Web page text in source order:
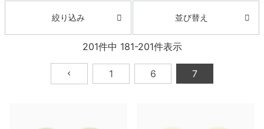
絞り込み 並び替え
201件中 181-201件表示
1 6 7
デッキ
デッキブランド一覧（全てのデッキ）
サイズからデッキを選ぶ
トラックブランド一覧（全てのトラック）
適合デッキサイズから選ぶ
ウィールブランド一覧（全てのウィール）
ウィールをサイズから選ぶ
スピットファイヤー F4（フォーミュラフォ
シューズブランド一覧
シューズをサイズから選ぶ
ロングスリーブTシャツ
カテゴリー
スタッフおすすめアイテム
ショップライダー紹介
カリフォルニアストリートの歴史